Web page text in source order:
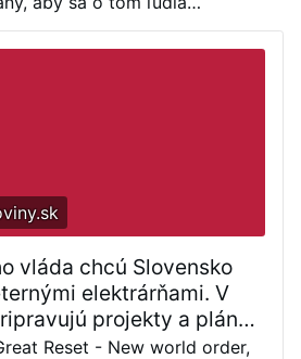
a znalostnú ekonomiku
strategický
zóny pre veternú
republike“, ktorý má
lokality a zároveň
procesy pri zachovaní
prostredia a podpore
SR.Dokument je
európskymi aj národnými
vláda chcú Slovensko
elektrárňami. V
projekty a plány,
ľudia nedozvedeli. -
Reset - New world order,